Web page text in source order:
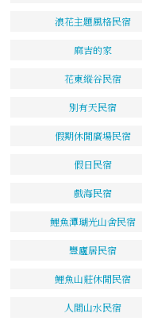
浪花主題風格民宿
麻吉的家
花東縱谷民宿
別有天民宿
假期休閒廣場民宿
假日民宿
戲海民宿
鯉魚潭瑚光山舍民宿
豐廬居民宿
鯉魚山莊休閒民宿
人間山水民宿